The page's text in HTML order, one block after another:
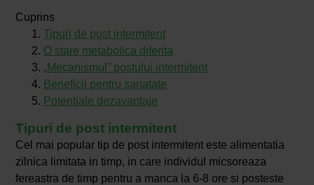
Cuprins
Tipuri de post intermitent
O stare metabolica diferita
„Mecanismul” postului intermitent
Beneficii pentru sanatate
Potentiale dezavantaje
Tipuri de post intermitent
Cel mai popular tip de post intermitent este alimentatia
zilnica limitata in timp, in care individul micsoreaza
fereastra de timp pentru a manca la 6-8 ore si posteste